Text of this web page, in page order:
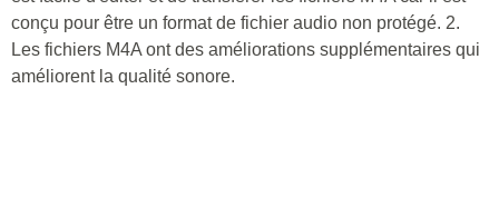
conçu pour être un format de fichier audio non protégé. 2.
Les fichiers M4A ont des améliorations supplémentaires qui
améliorent la qualité sonore.